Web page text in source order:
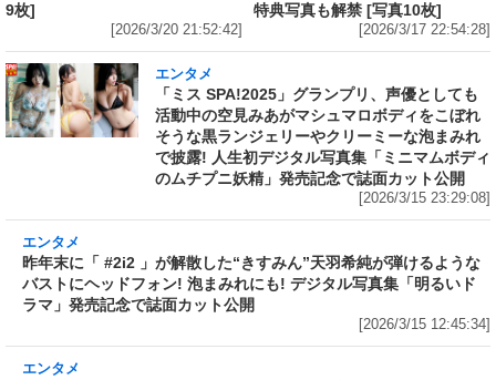
9枚]
[2026/3/20 21:52:42]
特典写真も解禁 [写真10枚]
[2026/3/17 22:54:28]
エンタメ
「ミス SPA!2025」グランプリ、声優としても
活動中の空見みあがマシュマロボディをこぼれ
そうな黒ランジェリーやクリーミーな泡まみれ
で披露! 人生初デジタル写真集「ミニマムボディ
のムチプニ妖精」発売記念で誌面カット公開
[2026/3/15 23:29:08]
昨年末に「 #2i2 」が解散した“きすみん”天羽希
純が弾けるようなバストにヘッドフォン! 泡まみ
れにも! デジタル写真集「明るいドラマ」発売記
[2026/3/15 12:45:34]